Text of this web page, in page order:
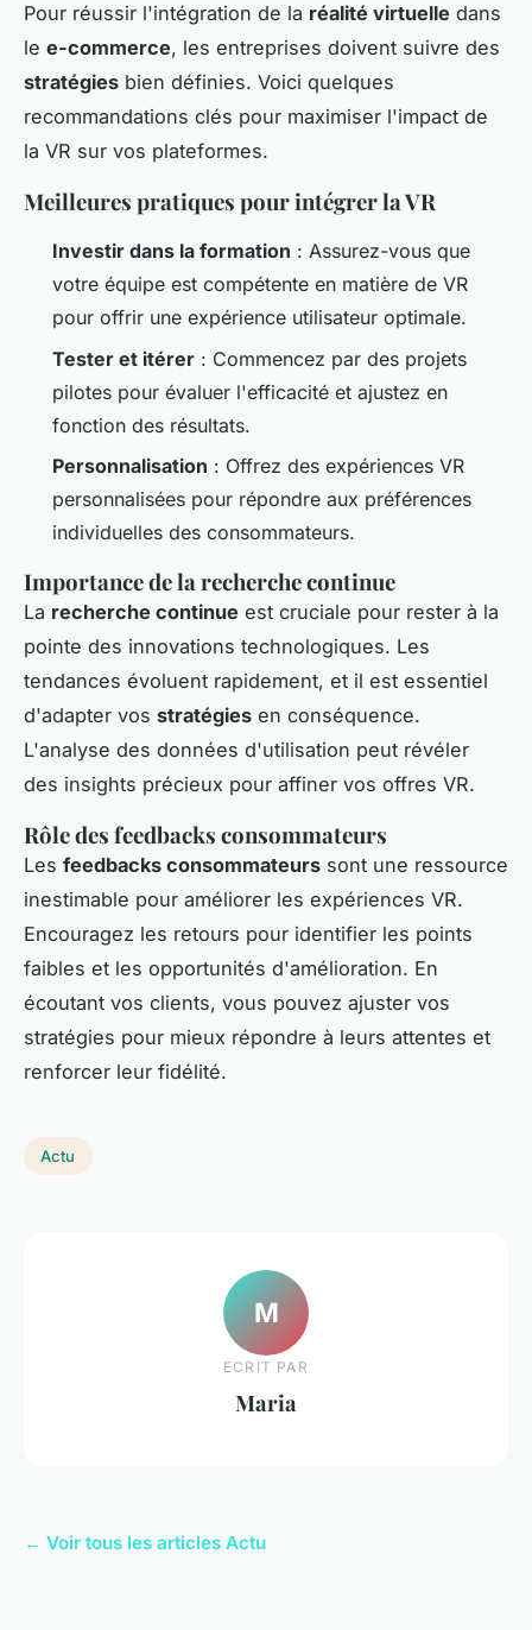
Pour réussir l'intégration de la réalité virtuelle dans
le e-commerce, les entreprises doivent suivre des
stratégies bien définies. Voici quelques
recommandations clés pour maximiser l'impact de
la VR sur vos plateformes.
Meilleures pratiques pour intégrer la VR
Investir dans la formation : Assurez-vous que
votre équipe est compétente en matière de VR
pour offrir une expérience utilisateur optimale.
Tester et itérer : Commencez par des projets
pilotes pour évaluer l'efficacité et ajustez en
fonction des résultats.
Personnalisation : Offrez des expériences VR
personnalisées pour répondre aux préférences
individuelles des consommateurs.
Importance de la recherche continue
La recherche continue est cruciale pour rester à la
pointe des innovations technologiques. Les
tendances évoluent rapidement, et il est essentiel
d'adapter vos stratégies en conséquence.
L'analyse des données d'utilisation peut révéler
des insights précieux pour affiner vos offres VR.
Rôle des feedbacks consommateurs
Les feedbacks consommateurs sont une ressource
inestimable pour améliorer les expériences VR.
Encouragez les retours pour identifier les points
faibles et les opportunités d'amélioration. En
écoutant vos clients, vous pouvez ajuster vos
stratégies pour mieux répondre à leurs attentes et
renforcer leur fidélité.
Actu
M
ECRIT PAR
Maria
← Voir tous les articles Actu